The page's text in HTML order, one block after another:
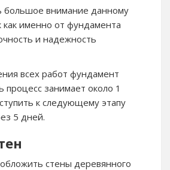
большое внимание данному
как именно от фундамента
и надежность
всех работ фундамент
процесс занимает около 1
к следующему этапу
5 дней.
стены деревянного